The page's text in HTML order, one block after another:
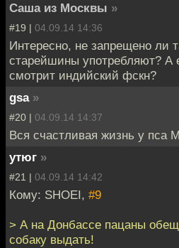
Саша из Москвы »
#19 | 04.09.14 14:36
Интересно, не запрещено ли
старейшины употребляют? А
смотрит индийский фскн?
gsa »
#20 | 04.09.14 14:37
Вся счастливая жизнь у пса
утюг »
#21 | 04.09.14 14:42
Кому: SHOEI, #9
> А на Донбассе пацаны
собаку выдать!